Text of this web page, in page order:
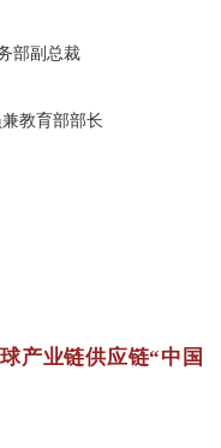
部副总裁
教育部部长
产业链供应链“中国